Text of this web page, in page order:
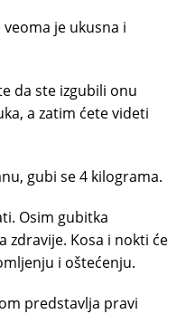
je ukusna i
da ste izgubili onu
a zatim ćete videti
gubi se 4 kilograma.
Osim gubitka
zdravije. Kosa i nokti će
i oštećenju.
predstavlja pravi